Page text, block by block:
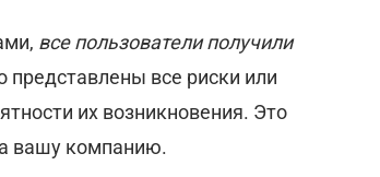
все пользователи получили
представлены все риски или
их возникновения. Это
вашу компанию.